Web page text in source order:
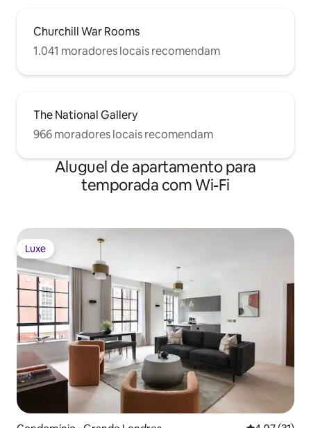
Churchill War Rooms
1.041 moradores locais recomendam
The National Gallery
966 moradores locais recomendam
Aluguel de apartamento para
temporada com Wi-Fi
Luxe
Luxe